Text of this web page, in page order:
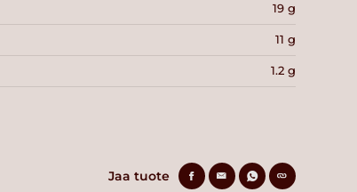
19 g
11 g
1.2 g
Jaa tuote